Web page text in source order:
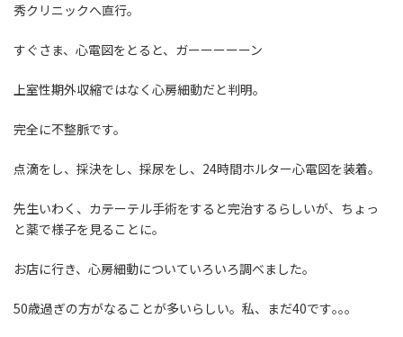
秀クリニックへ直行。
すぐさま、心電図をとると、ガーーーーーン
上室性期外収縮ではなく心房細動だと判明。
完全に不整脈です。
点滴をし、採決をし、採尿をし、24時間ホルター心電図を装着。
先生いわく、カテーテル手術をすると完治するらしいが、ちょっ
と薬で様子を見ることに。
お店に行き、心房細動についていろいろ調べました。
50歳過ぎの方がなることが多いらしい。私、まだ40です｡｡｡